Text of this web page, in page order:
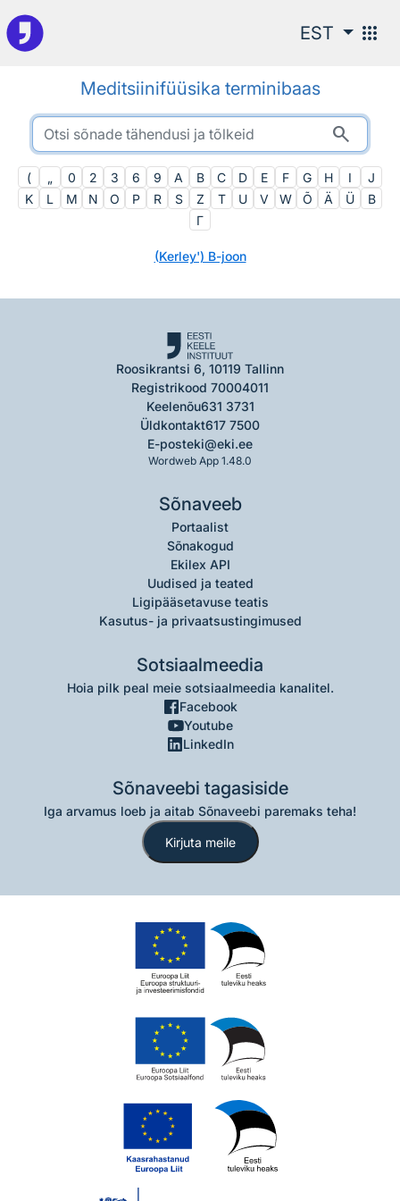
Otsingu juurde
EST apps
Meditsiinifüüsika terminibaas
search
( „ 0 2 3 6 9 A B C D E F G H I
J
K
L M N O P R S Z T U V W Õ Ä Ü
Β
Γ
(Kerley') B-joon
Roosikrantsi 6, 10119 Tallinn
Registrikood 70004011
Keelenõu631 3731
Üldkontakt617 7500
E-posteki@eki.ee
Wordweb App 1.48.0
Sõnaveeb
Portaalist
Sõnakogud
Ekilex API
Uudised ja teated
Ligipääsetavuse teatis
Kasutus- ja privaatsustingimused
Sotsiaalmeedia
Hoia pilk peal meie sotsiaalmeedia kanalitel.
Facebook
Youtube
LinkedIn
Sõnaveebi tagasiside
Iga arvamus loeb ja aitab Sõnaveebi paremaks teha!
Kirjuta meile